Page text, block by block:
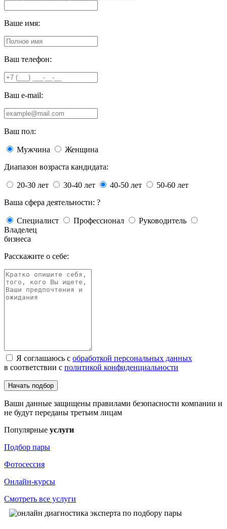
Ваше имя:
Ваш телефон:
Ваш e-mail:
Ваш пол:
Мужчина
Женщина
Диапазон возраста кандидата:
20-30 лет 30-40 лет 40-50 лет
50-60 лет
Ваша сфера деятельности: ?
Специалист Профессионал
Руководитель
Владелец
бизнеса
Расскажите о себе:
Я соглашаюсь с обработкой персональных данных
в соответствии с политикой конфиденциальности
Начать подбор
Ваши данные защищены правилами безопасности компании и
не будут переданы третьим лицам
Популярные услуги
Подбор пары
Фотосессия
Онлайн-курсы
Смотреть все услуги